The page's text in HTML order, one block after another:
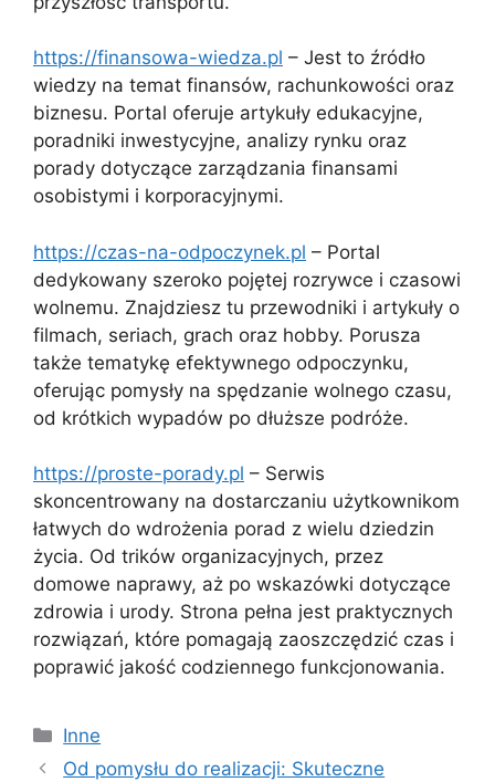
https://finansowa-wiedza.pl – Jest to źródło
wiedzy na temat finansów, rachunkowości oraz
biznesu. Portal oferuje artykuły edukacyjne,
poradniki inwestycyjne, analizy rynku oraz
porady dotyczące zarządzania finansami
osobistymi i korporacyjnymi.
https://czas-na-odpoczynek.pl – Portal
dedykowany szeroko pojętej rozrywce i czasowi
wolnemu. Znajdziesz tu przewodniki i artykuły o
filmach, seriach, grach oraz hobby. Porusza
także tematykę efektywnego odpoczynku,
oferując pomysły na spędzanie wolnego czasu,
od krótkich wypadów po dłuższe podróże.
https://proste-porady.pl – Serwis
skoncentrowany na dostarczaniu użytkownikom
łatwych do wdrożenia porad z wielu dziedzin
życia. Od trików organizacyjnych, przez
domowe naprawy, aż po wskazówki dotyczące
zdrowia i urody. Strona pełna jest praktycznych
rozwiązań, które pomagają zaoszczędzić czas i
poprawić jakość codziennego funkcjonowania.
Kategorie
Inne
Od pomysłu do realizacji: Skuteczne